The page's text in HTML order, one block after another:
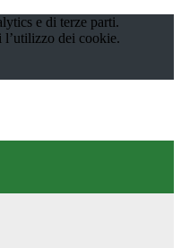
e di terze parti.
l’utilizzo dei cookie.